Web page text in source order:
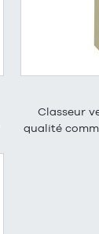
Classeur
qualité